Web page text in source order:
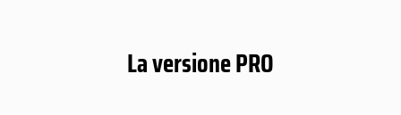
La versione PRO